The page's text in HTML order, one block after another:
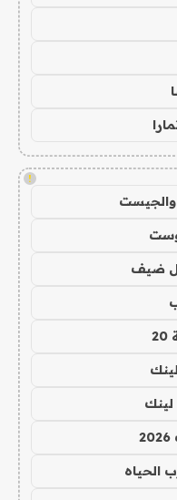
!
والجيست
لينك
الحياه